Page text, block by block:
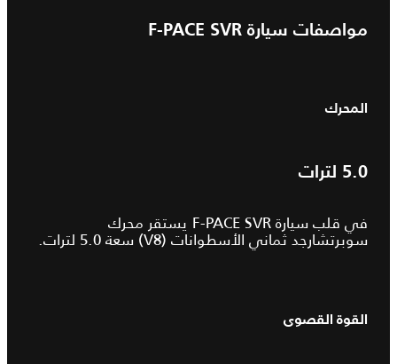
مواصفات سيارة F-PACE SVR
المحرك
5.0 لترات
في قلب سيارة F‑PACE SVR يستقر محرك
سوبرتشارجد ثماني الأسطوانات (V8) سعة 5.0 لترات.
القوة القصوى